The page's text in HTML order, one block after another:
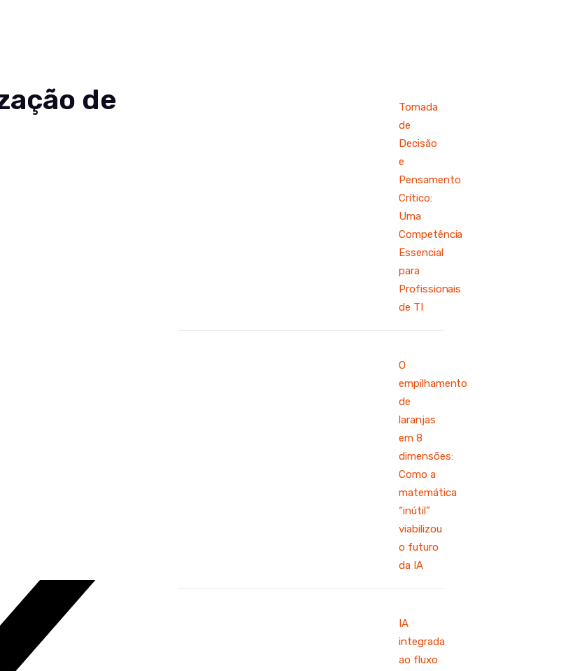
de
Tomada
de
Decisão
e
Pensamento
Crítico:
Uma
Competência
Essencial
para
Profissionais
de TI
O
empilhamento
de
laranjas
em 8
dimensões:
Como a
matemática
“inútil”
viabilizou
o futuro
da IA
IA
integrada
ao fluxo